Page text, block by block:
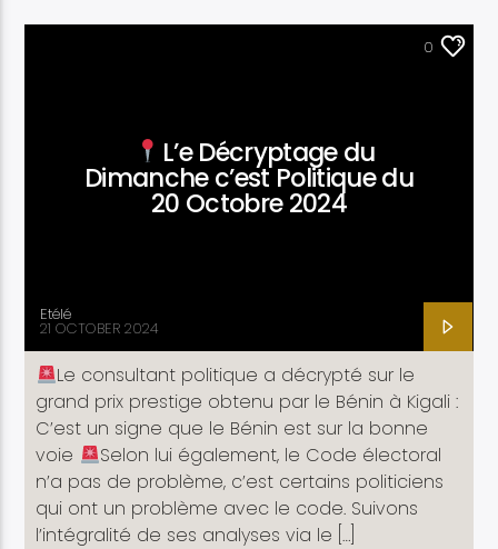
0
L’e Décryptage du
Dimanche c’est Politique du
20 Octobre 2024
Etélé
21 OCTOBER 2024
Le consultant politique a décrypté sur le
grand prix prestige obtenu par le Bénin à Kigali :
C’est un signe que le Bénin est sur la bonne
voie
Selon lui également, le Code électoral
n’a pas de problème, c’est certains politiciens
qui ont un problème avec le code. Suivons
l’intégralité de ses analyses via le […]